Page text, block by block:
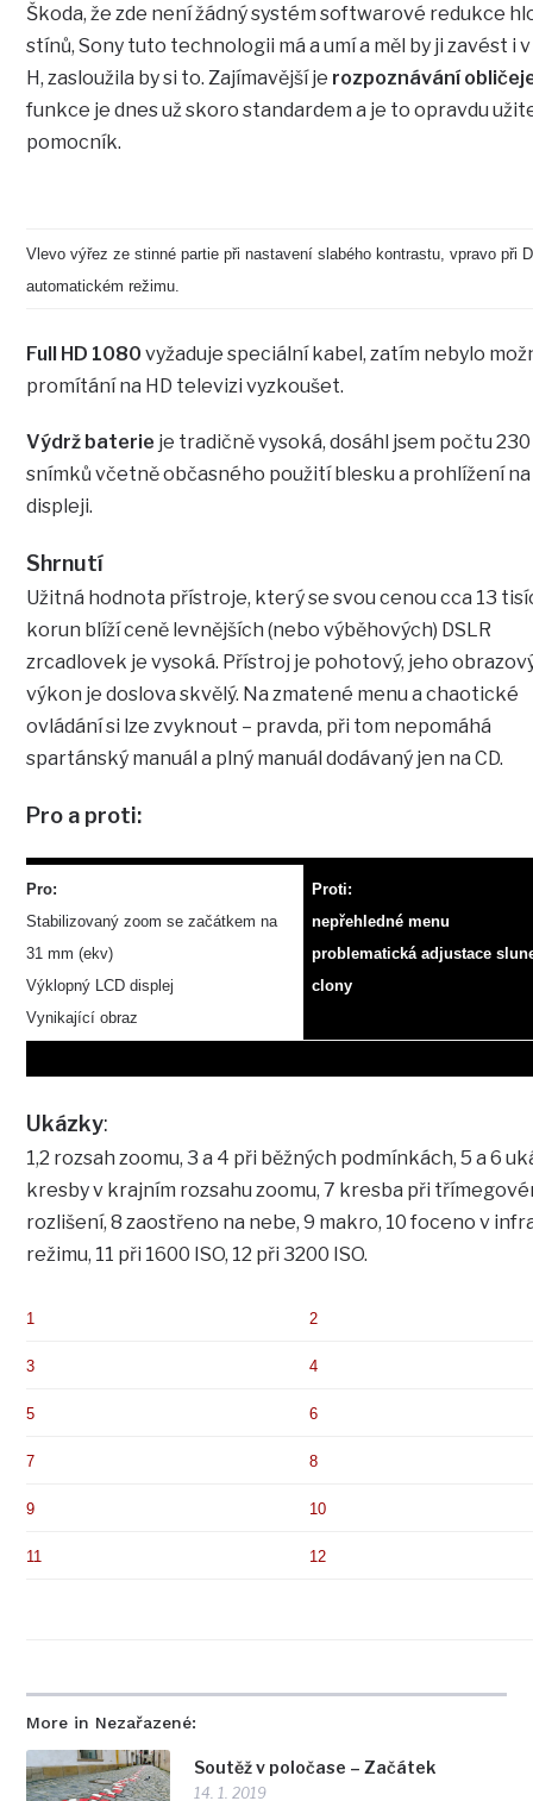
More in Nezařazené:
Soutěž v poločase – Začátek
14. 1. 2019
Škoda, že zde není žádný systém softwarové redukce
stínů, Sony tuto technologii má a umí a měl by ji zavést i
H, zasloužila by si to. Zajímavější je rozpoznávání
funkce je dnes už skoro standardem a je to opravdu
pomocník.
Vlevo výřez ze stinné partie při nastavení slabého kontrastu, vpravo při
automatickém režimu.
Full HD 1080vyžaduje speciální kabel, zatím nebylo
promítání na HD televizi vyzkoušet.
Výdrž baterie je tradičně vysoká, dosáhl jsem počtu 230
snímků včetně občasného použití blesku a prohlížení na
displeji.
Shrnutí
Užitná hodnota přístroje, který se svou cenou cca 13
korun blíží ceně levnějších (nebo výběhových) DSLR
zrcadlovek je vysoká. Přístroj je pohotový, jeho
výkon je doslova skvělý. Na zmatené menu a chaotické
ovládání si lze zvyknout – pravda, při tom nepomáhá
spartánský manuál a plný manuál dodávaný jen na CD.
Pro a proti:
Pro:
Stabilizovaný zoom se začátkem na
31 mm (ekv)
Výklopný LCD displej
Vynikající obraz
Proti:
nepřehledné menu
problematická adjustace
clony
Ukázky:
1,2 rozsah zoomu, 3 a 4 při běžných podmínkách, 5 a 6
kresby v krajním rozsahu zoomu, 7 kresba při
rozlišení, 8 zaostřeno na nebe, 9 makro, 10 foceno v
režimu, 11 při 1600 ISO, 12 při 3200 ISO.
1 2
3 4
5 6
7 8
9 10
11 12